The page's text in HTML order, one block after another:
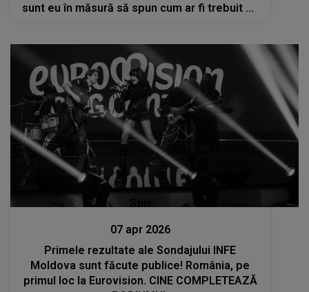
sunt eu în măsură să spun cum ar fi trebuit să
07 apr 2026
Primele rezultate ale Sondajului INFE
Moldova sunt făcute publice! România, pe
primul loc la Eurovision. CINE COMPLETEAZĂ